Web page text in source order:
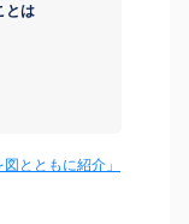
とは
とともに紹介」